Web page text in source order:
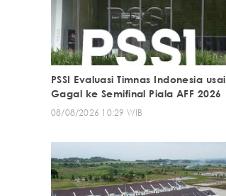
PSSI Evaluasi Timnas Indonesia usai
Gagal ke Semifinal Piala AFF 2026
08/08/2026 10:29 WIB